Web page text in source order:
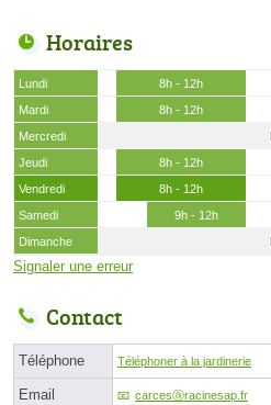
Horaires
Lundi
8h - 12h
Mardi
8h - 12h
Mercredi
Jeudi
8h - 12h
Vendredi
8h - 12h
Samedi
9h - 12h
Dimanche
Signaler une erreur
Contact
Téléphone Téléphoner à la jardinerie
Email carcesⓐracinesap.fr